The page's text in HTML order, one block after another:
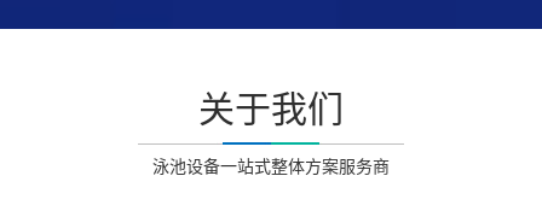
关于我们
泳池设备一站式整体方案服务商